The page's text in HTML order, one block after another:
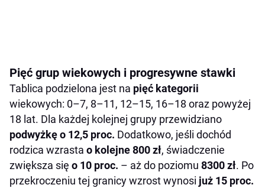
Pięć grup wiekowych i progresywne stawki
Tablica podzielona jest na pięć kategorii
wiekowych: 0–7, 8–11, 12–15, 16–18 oraz powyżej
18 lat. Dla każdej kolejnej grupy przewidziano
podwyżkę o 12,5 proc. Dodatkowo, jeśli dochód
rodzica wzrasta o kolejne 800 zł, świadczenie
zwiększa się o 10 proc. – aż do poziomu 8300 zł. Po
przekroczeniu tej granicy wzrost wynosi już 15 proc.